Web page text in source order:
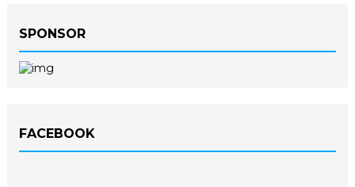
SPONSOR
FACEBOOK